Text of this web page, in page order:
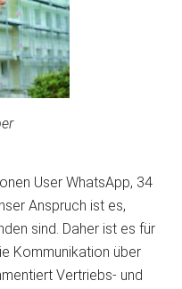
User WhatsApp, 34
Anspruch ist es,
sind. Daher ist es für
Kommunikation über
Vertriebs- und